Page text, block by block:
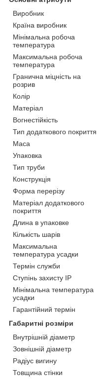
Виробник
Країна виробник
Мінімальна робоча
температура
Максимальна робоча
температура
Гранична міцність на
розрив
Колір
Матеріал
Вогнестійкість
Тип додаткового покриття
Маса
Упаковка
Тип труби
Конструкція
Форма перерізу
Матеріал додаткового
покриття
Длина в упаковке
Кількість шарів
Максимальна
температура усадки
Термін служби
Ступінь захисту IP
Мінімальна температура
усадки
Гарантійний термін
Габаритні розміри
Внутрішній діаметр
Зовнішній діаметр
Радіус вигину
Товщина стінки